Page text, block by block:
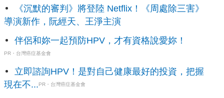
《沉默的審判》將登陸 Netflix！《周處除三害》
導演新作，阮經天、王淨主演
伴侶和妳一起預防HPV，才有資格說愛妳！
PR・台灣癌症基金會
立即諮詢HPV！是對自己健康最好的投資，把握
現在不... PR・台灣癌症基金會